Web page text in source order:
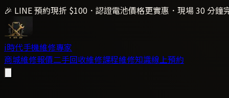
🎉 LINE 預約現折 $100．認證電池價格更實惠．現場 30 分鐘
i時代手機維修專家
商城維修報價二手回收維修課程維修知識線上預約